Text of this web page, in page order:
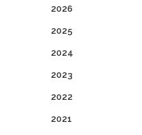
2026
2025
2024
2023
2022
2021